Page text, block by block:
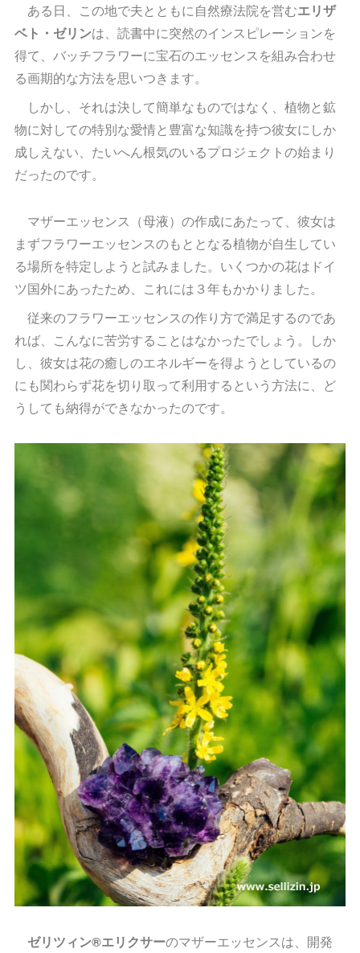
ある日、この地で夫とともに自然療法院を営むエリザ
ベト・ゼリンは、読書中に突然のインスピレーションを
得て、バッチフラワーに宝石のエッセンスを組み合わせ
る画期的な方法を思いつきます。
しかし、それは決して簡単なものではなく、植物と鉱
物に対しての特別な愛情と豊富な知識を持つ彼女にしか
成しえない、たいへん根気のいるプロジェクトの始まり
だったのです。
マザーエッセンス（母液）の作成にあたって、彼女は
まずフラワーエッセンスのもととなる植物が自生してい
る場所を特定しようと試みました。いくつかの花はドイ
ツ国外にあったため、これには３年もかかりました。
従来のフラワーエッセンスの作り方で満足するのであ
れば、こんなに苦労することはなかったでしょう。しか
し、彼女は花の癒しのエネルギーを得ようとしているの
にも関わらず花を切り取って利用するという方法に、ど
うしても納得ができなかったのです。
ゼリツィン®エリクサーのマザーエッセンスは、開発